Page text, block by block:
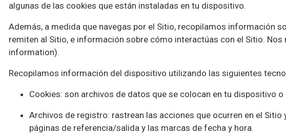
algunas de las cookies que están instaladas en tu dispositivo.
Además, a medida que navegas por el Sitio, recopilamos información
remiten al Sitio, e información sobre cómo interactúas con el Sitio.
information).
Recopilamos información del dispositivo utilizando las siguientes
Cookies: son archivos de datos que se colocan en tu dispositivo
Archivos de registro: rastrean las acciones que ocurren en el
páginas de referencia/salida y las marcas de fecha y hora.